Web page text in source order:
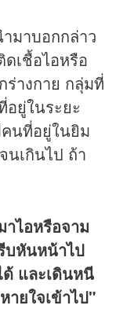
มาบอกกล่าว
เชื้อไอหรือ
างกาย กลุ่มที่
อยู่ในระยะ
นที่อยู่ในยิม
นเกินไป ถ้า
ไอหรือจาม
บหันหน้าไป
ด้ และเดินหนี
ายใจเข้าไป"